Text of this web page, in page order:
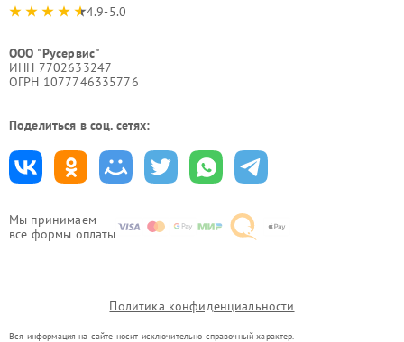
Мы принимаем
все формы оплаты
4.9-5.0
ООО "Русервис"
ИНН 7702633247
ОГРН 1077746335776
Поделиться в соц. сетях:
Политика конфиденциальности
Вся информация на сайте носит исключительно справочный характер.